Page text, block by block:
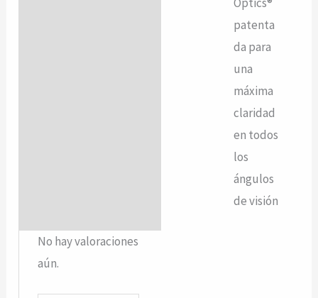
patenta
da para
una
máxima
claridad
en todos
los
ángulos
de visión
No hay valoraciones
aún.